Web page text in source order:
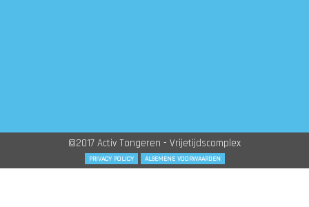
©2017 Activ Tongeren - Vrijetijdscomplex
PRIVACY POLICY ALGEMENE VOORWAARDEN